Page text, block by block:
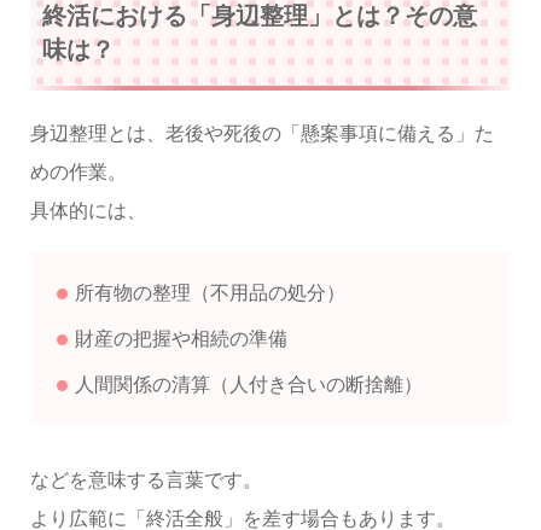
終活における「身辺整理」とは？その意
味は？
身辺整理とは、老後や死後の「懸案事項に備える」た
めの作業。
具体的には、
所有物の整理（不用品の処分）
財産の把握や相続の準備
人間関係の清算（人付き合いの断捨離）
などを意味する言葉です。
より広範に「終活全般」を差す場合もあります。